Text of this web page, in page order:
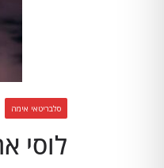
סלבריטאי אימה
לוסי